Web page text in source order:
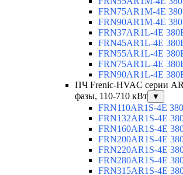
FRN75AR1M-4E
FRN90AR1M-4E
FRN37AR1L-4E
FRN45AR1L-4E
FRN55AR1L-4E
FRN75AR1L-4E
FRN90AR1L-4E
ПЧ Frenic-HVAC серии
фазы, 110-710 кВт
▼
FRN110AR1S-4E
FRN132AR1S-4E
FRN160AR1S-4E
FRN200AR1S-4E
FRN220AR1S-4E
FRN280AR1S-4E
FRN315AR1S-4E